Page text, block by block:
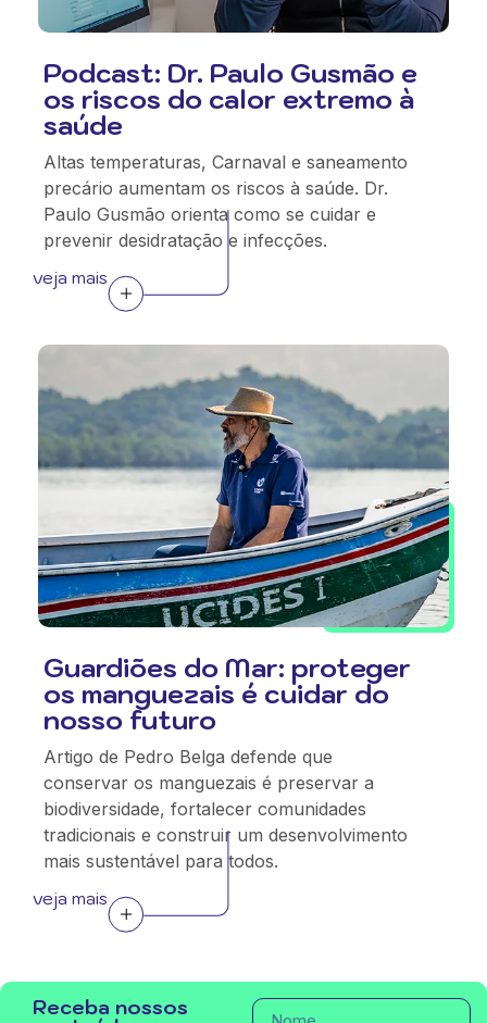
Podcast: Dr. Paulo Gusmão e
os riscos do calor extremo à
saúde
Altas temperaturas, Carnaval e saneamento
precário aumentam os riscos à saúde. Dr.
Paulo Gusmão orienta como se cuidar e
prevenir desidratação e infecções.
veja mais
Guardiões do Mar: proteger
os manguezais é cuidar do
nosso futuro
Artigo de Pedro Belga defende que
conservar os manguezais é preservar a
biodiversidade, fortalecer comunidades
tradicionais e construir um desenvolvimento
mais sustentável para todos.
veja mais
Receba nossos